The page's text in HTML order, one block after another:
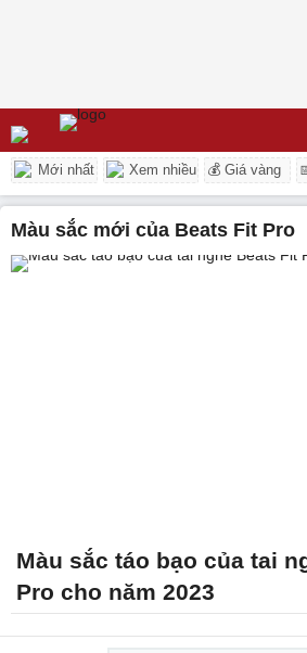
Mới nhất Xem nhiều 💰 Giá vàng
màu sắc mới của Beats Fit Pro
Màu sắc táo bạo của tai
Pro cho năm 2023